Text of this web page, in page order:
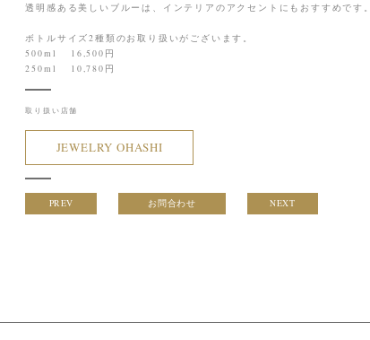
透明感ある美しいブルーは、インテリアのアクセントにもおすすめです。
ボトルサイズ2種類のお取り扱いがございます。
500ml 16,500円
250ml 10,780円
取り扱い店舗
JEWELRY OHASHI
PREV お問合わせ NEXT